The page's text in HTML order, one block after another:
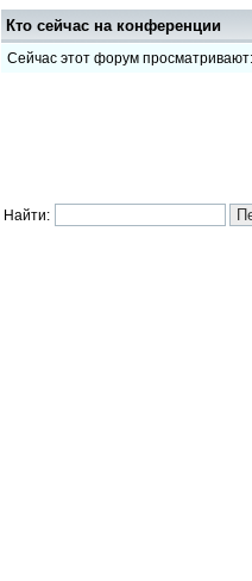
Кто сейчас на конференции
Сейчас этот форум
Найти: